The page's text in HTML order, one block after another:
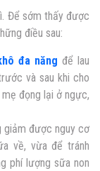
Để sớm thấy được
điều sau:
đa năng để lau
và sau khi cho
đọng lại ở ngực,
giảm được nguy cơ
về, vừa để tránh
phí lượng sữa non